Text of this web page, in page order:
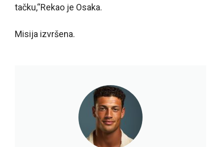
tačku,“Rekao je Osaka.
Misija izvršena.